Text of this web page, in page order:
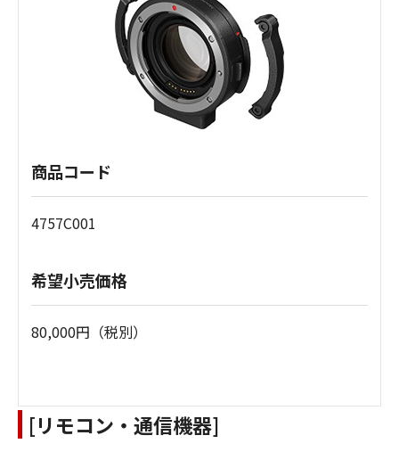
商品コード
4757C001
希望小売価格
80,000円（税別）
[リモコン・通信機器]